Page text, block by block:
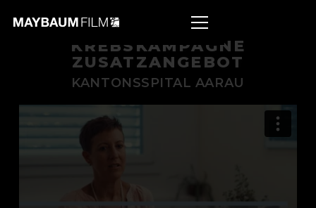
KREBSKAMPAGNE
ZUSATZANGEBOT
KANTONSSPITAL AARAU